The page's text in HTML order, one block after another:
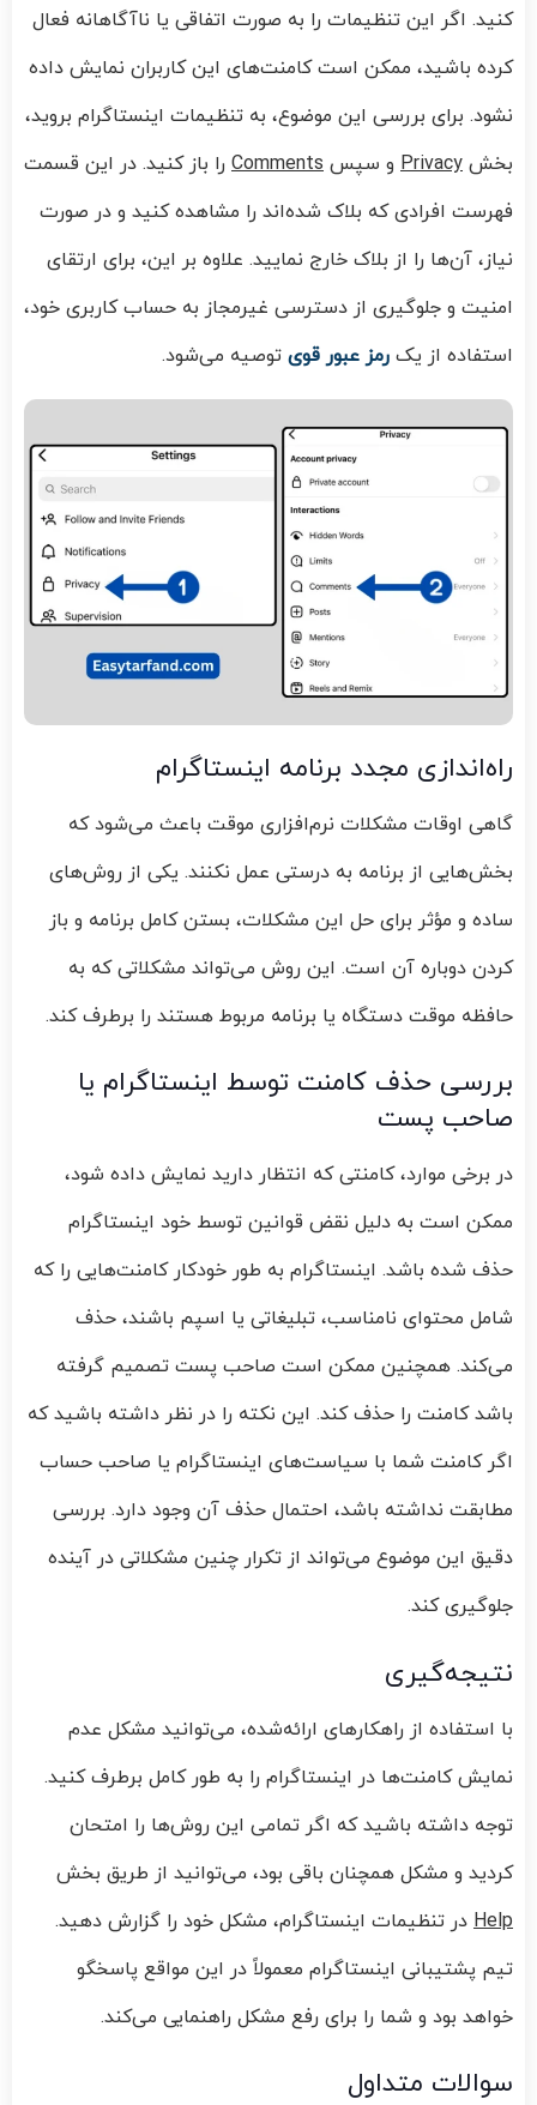
کنید. اگر این تنظیمات را به صورت اتفاقی یا ناآگاهانه فعال
کرده باشید، ممکن است کامنت‌های این کاربران نمایش داده
نشود. برای بررسی این موضوع، به تنظیمات اینستاگرام بروید،
بخش Privacy و سپس Comments را باز کنید. در این قسمت
فهرست افرادی که بلاک شده‌اند را مشاهده کنید و در صورت
نیاز، آن‌ها را از بلاک خارج نمایید. علاوه بر این، برای ارتقای
امنیت و جلوگیری از دسترسی غیرمجاز به حساب کاربری خود،
استفاده از یک رمز عبور قوی توصیه می‌شود.
راه‌اندازی مجدد برنامه اینستاگرام
گاهی اوقات مشکلات نرم‌افزاری موقت باعث می‌شود که
بخش‌هایی از برنامه به درستی عمل نکنند. یکی از روش‌های
ساده و مؤثر برای حل این مشکلات، بستن کامل برنامه و باز
کردن دوباره آن است. این روش می‌تواند مشکلاتی که به
حافظه موقت دستگاه یا برنامه مربوط هستند را برطرف کند.
بررسی حذف کامنت توسط اینستاگرام یا
صاحب پست
در برخی موارد، کامنتی که انتظار دارید نمایش داده شود،
ممکن است به دلیل نقض قوانین توسط خود اینستاگرام
حذف شده باشد. اینستاگرام به طور خودکار کامنت‌هایی را که
شامل محتوای نامناسب، تبلیغاتی یا اسپم باشند، حذف
می‌کند. همچنین ممکن است صاحب پست تصمیم گرفته
باشد کامنت را حذف کند. این نکته را در نظر داشته باشید که
اگر کامنت شما با سیاست‌های اینستاگرام یا صاحب حساب
مطابقت نداشته باشد، احتمال حذف آن وجود دارد. بررسی
دقیق این موضوع می‌تواند از تکرار چنین مشکلاتی در آینده
جلوگیری کند.
نتیجه‌گیری
با استفاده از راهکارهای ارائه‌شده، می‌توانید مشکل عدم
نمایش کامنت‌ها در اینستاگرام را به طور کامل برطرف کنید.
توجه داشته باشید که اگر تمامی این روش‌ها را امتحان
کردید و مشکل همچنان باقی بود، می‌توانید از طریق بخش
Help در تنظیمات اینستاگرام، مشکل خود را گزارش دهید.
تیم پشتیبانی اینستاگرام معمولاً در این مواقع پاسخگو
خواهد بود و شما را برای رفع مشکل راهنمایی می‌کند.
سوالات متداول